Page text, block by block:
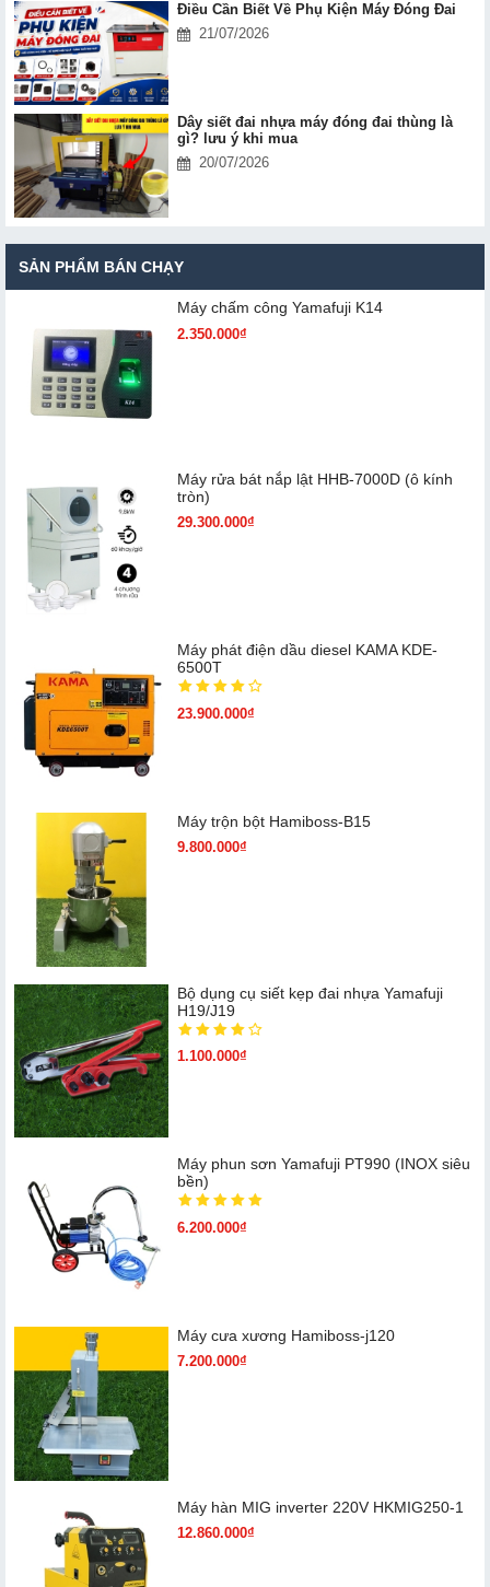
Điều Cần Biết Về Phụ Kiện Máy Đóng Đai
21/07/2026
Dây siết đai nhựa máy đóng đai thùng là
gì? lưu ý khi mua
20/07/2026
SẢN PHẨM BÁN CHẠY
Máy chấm cô​ng Yamafuji K14
2.350.000₫
Máy rửa bát nắp lật HHB-7000D (ô kính
tròn)
29.300.000₫
Máy phát điện dầu diesel KAMA KDE-
6500T
23.900.000₫
Máy trộn bột Hamiboss-B15
9.800.000₫
Bộ dụng cụ siết kẹp đai nhựa Yamafuji
H19/J19
1.100.000₫
Máy phun sơn Yamafuji PT990 (INOX siêu
bền)
6.200.000₫
Máy cưa xương Hamiboss-j120
7.200.000₫
Máy hàn MIG inverter 220V HKMIG250-1
12.860.000₫